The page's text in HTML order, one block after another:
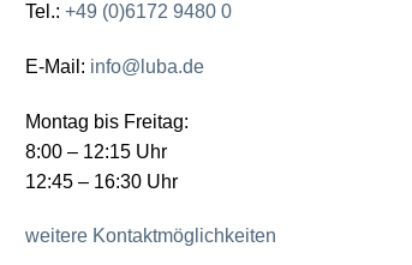
Tel.: +49 (0)6172 9480 0
E-Mail: info@luba.de
Montag bis Freitag:
8:00 – 12:15 Uhr
12:45 – 16:30 Uhr
weitere Kontaktmöglichkeiten